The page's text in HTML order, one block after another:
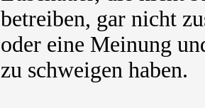
betreiben, gar nicht
oder eine Meinung
zu schweigen haben.